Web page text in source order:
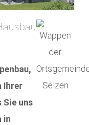
Ihrer
Sie uns
in